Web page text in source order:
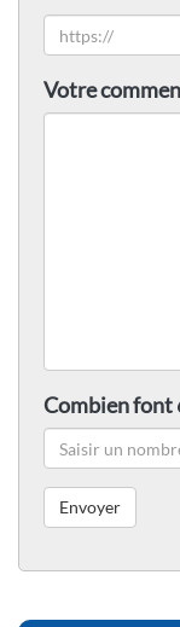
Votre
Combien font